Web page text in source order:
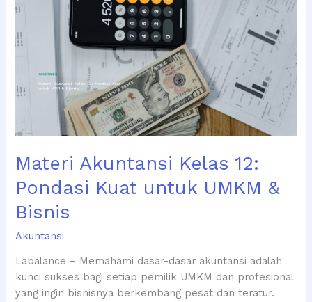
Materi Akuntansi Kelas 12:
Pondasi Kuat untuk UMKM &
Bisnis
Akuntansi
Labalance – Memahami dasar-dasar akuntansi adalah
kunci sukses bagi setiap pemilik UMKM dan profesional
yang ingin bisnisnya berkembang pesat dan teratur.
12:
Pondasi
untuk
UMKM
Bisnis